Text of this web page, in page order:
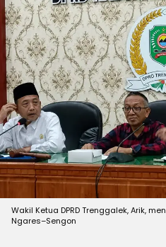
Wakil Ketua DPRD Trenggalek, Arik,
Ngares–Sengon